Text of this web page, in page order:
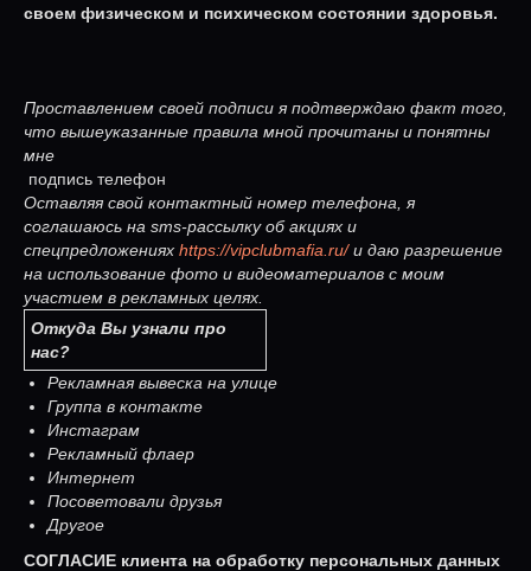
своем физическом и психическом состоянии здоровья.
Проставлением своей подписи я подтверждаю факт того,
что вышеуказанные правила мной прочитаны и понятны
мне
подпись телефон
Оставляя свой контактный номер телефона, я
соглашаюсь на sms-рассылку об акциях и
спецпредложениях https://vipclubmafia.ru/и даю разрешение
на использование фото и видеоматериалов с моим
участием в рекламных целях.
Откуда Вы узнали про
нас?
Рекламная вывеска на улице
Группа в контакте
Инстаграм
Рекламный флаер
Интернет
Посоветовали друзья
Другое
СОГЛАСИЕ клиента на обработку персональных данных